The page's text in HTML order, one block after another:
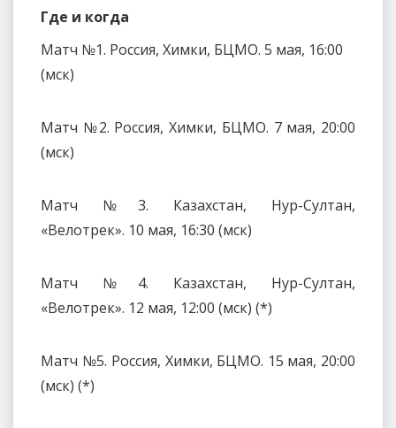
Где и когда
Матч №1. Россия, Химки, БЦМО. 5 мая, 16:00
(мск)
Матч №2. Россия, Химки, БЦМО. 7 мая, 20:00
(мск)
Матч №3. Казахстан, Нур-Султан,
«Велотрек». 10 мая, 16:30 (мск)
Матч №4. Казахстан, Нур-Султан,
«Велотрек». 12 мая, 12:00 (мск) (*)
Матч №5. Россия, Химки, БЦМО. 15 мая, 20:00
(мск) (*)